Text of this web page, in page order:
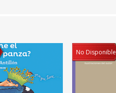
No Disponible